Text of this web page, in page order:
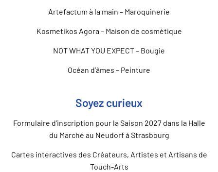
Artefactum à la main – Maroquinerie
Kosmetikos Agora – Maison de cosmétique
NOT WHAT YOU EXPECT – Bougie
Océan d’âmes – Peinture
Soyez curieux
Formulaire d’inscription pour la Saison 2027 dans la Halle
du Marché au Neudorf à Strasbourg
Cartes interactives des Créateurs, Artistes et Artisans de
Touch-Arts